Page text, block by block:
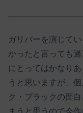
ガリバーを演じて
かったと言っても
にとってはかなり
うと思いますが、
ク・ブラックの面
まうと思うので今